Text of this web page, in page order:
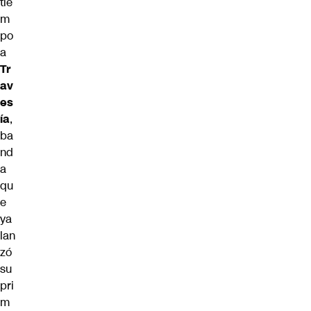
m
po
a
Tr
av
es
ía,
ba
nd
a
qu
e
ya
lan
zó
su
pri
m